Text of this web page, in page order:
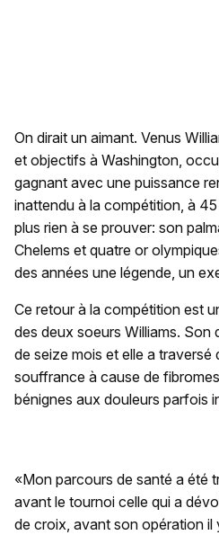
On dirait un aimant. Venus
et objectifs à Washington,
gagnant avec une puissance
inattendu à la compétition, à
plus rien à se prouver: son
Chelems et quatre or
des années une légende, un
Ce retour à la compétition est
des deux soeurs Williams. Son
de seize mois et elle a traversé
souffrance à cause de
bénignes aux douleurs parfois
«Mon parcours de santé a été
avant le tournoi celle qui a
de croix, avant son opération il